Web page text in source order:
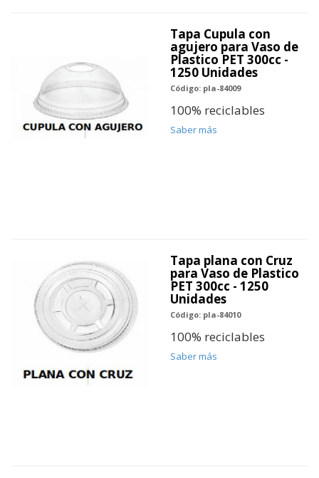
Tapa Cupula con
agujero para Vaso de
Plastico PET 300cc -
1250 Unidades
Código: pla-84009
100% reciclables
Saber más
Tapa plana con Cruz
para Vaso de Plastico
PET 300cc - 1250
Unidades
Código: pla-84010
100% reciclables
Saber más